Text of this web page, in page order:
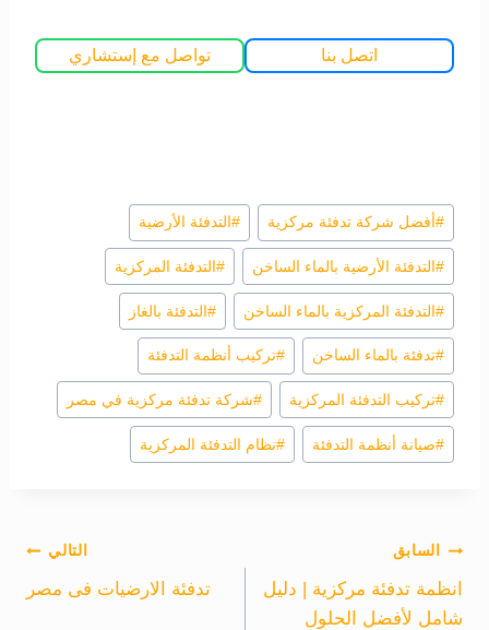
اتصل بنا تواصل مع إستشاري
وسوم
المقال:
# أفضل شركة تدفئة مركزية # التدفئة الأرضية
# التدفئة الأرضية بالماء الساخن # التدفئة المركزية
#التدفئة المركزية بالماء الساخن #التدفئة بالغاز
#تدفئة بالماء الساخن #تركيب أنظمة التدفئة
#تركيب التدفئة المركزية #شركة تدفئة مركزية في مصر
#صيانة أنظمة التدفئة #نظام التدفئة المركزية
تصفّح
المقالات
السابق
انظمة تدفئة مركزية | دليل
شامل لأفضل الحلول
التالي
تدفئة الارضيات فى مصر